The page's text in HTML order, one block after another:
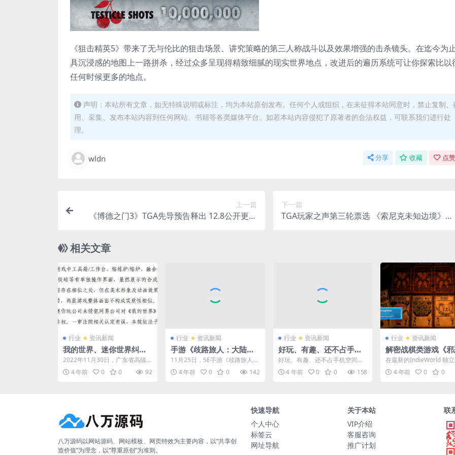
《狙击精英5》带来了无与伦比的狙击场景、讲究策略的第三人称战斗以及效果增强的击杀镜头。在迄今为
具沉浸感的地图上一路拼杀，经过众多呈现得精致细腻的现实世界地点，改进后的遍历系统可让你探索比以
任何时候更多的地点。
声明：本站所有文章，如无特殊说明或标注，均为本站原创发布。任何个人或组织，在未征得本站同意时，禁止复制、
用、采集、发布本站内容到任何网站、书籍等各类媒体平台。如若本站内容侵犯了原著者的合法权益，可联系我们进行处
理。
wldn 分享 收藏 点
上一篇
《博德之门3》TGA先导预告释出 12.8公开更多
下一篇
TGA玩家之声第三轮票选 《索尼克未知边境》获
相关文章
行业 资讯新闻
我的世界、迷你世界纠纷
案终审落定 网易主张被驳
回
2022年11月30日，广东省高级
人民法院对网易代理的海外游戏
《我的世界》和深圳...
4 年前 0 0 92
行业 资讯新闻
手游《歧路旅人：大陆的
霸者》将于11月29日推出
中文
11月25日，SE手游《歧路旅人：
大陆的霸者》繁体中文版将于11
月29日正式上线...
4 年前 0 0 142
行业 资讯新闻
好玩、有趣、还不占手机
空间的游戏？5 款超好玩
小体量游戏
好玩、有趣、还不占手机空间的
小游戏，这类游戏下载没压力，
安装不占空间，想玩就来一...
4 年前 0 0 158
行业 资讯新闻
解密战棋类游戏《邪
刻》NS版公布 于12
登陆
在最新的IndieWorld 独立
布会上，官方宣布《邪恶
NS版将于1...
4 年前 0 0
八万源码以网站源码、网站模板、网页特效为主要内容，以“共享创
造价值”为理念，以“尊重原创”为准则。
快速导航
个人中心
标签云
网址导航
关于本站
VIP介绍
客服咨询
推广计划
联